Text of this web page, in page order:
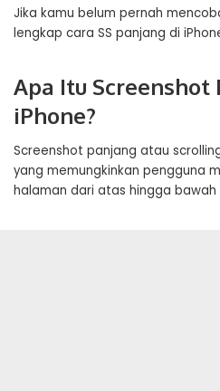
Jika kamu belum pernah
lengkap cara SS panjang di
Apa Itu Screenshot
iPhone?
Screenshot panjang atau
yang memungkinkan pengguna
halaman dari atas hingga